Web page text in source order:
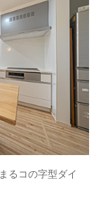
るコの字型ダイ